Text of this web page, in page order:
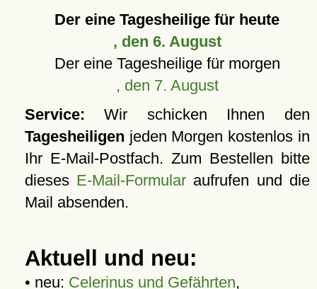
Der eine Tagesheilige für heute
, den 6. August
Der eine Tagesheilige für morgen
, den 7. August
Service: Wir schicken Ihnen den
Tagesheiligen jeden Morgen kostenlos in
Ihr E-Mail-Postfach. Zum Bestellen bitte
dieses E-Mail-Formular aufrufen und die
Mail absenden.
Aktuell und neu:
• neu: Celerinus und Gefährten,